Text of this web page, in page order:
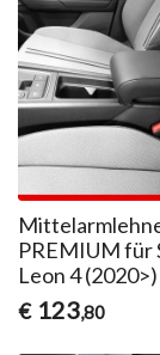
PREMIUM für
Leon 4 (2020>)
€ 123,80